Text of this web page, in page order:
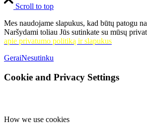
Scroll to top
Mes naudojame slapukus, kad būtų patogu
Naršydami toliau Jūs sutinkate su mūsų
apie privatumo politiką ir slapukus
GeraiNesutinku
Cookie and Privacy Settings
How we use cookies